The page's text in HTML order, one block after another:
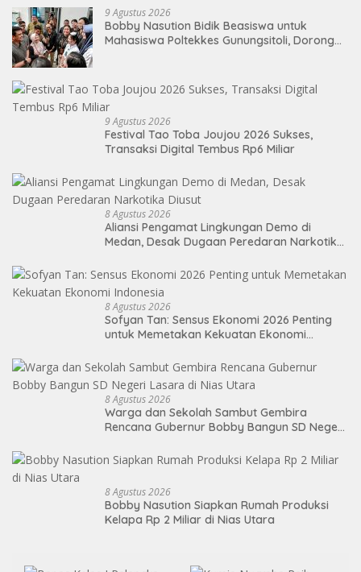
9 Agustus 2026
Bobby Nasution Bidik Beasiswa untuk
Mahasiswa Poltekkes Gunungsitoli, Dorong
9 Agustus 2026
Festival Tao Toba Joujou 2026 Sukses,
Transaksi Digital Tembus Rp6 Miliar
8 Agustus 2026
Aliansi Pengamat Lingkungan Demo di
Medan, Desak Dugaan Peredaran Narkotika
8 Agustus 2026
Sofyan Tan: Sensus Ekonomi 2026 Penting
untuk Memetakan Kekuatan Ekonomi
8 Agustus 2026
Warga dan Sekolah Sambut Gembira
Rencana Gubernur Bobby Bangun SD Negeri
8 Agustus 2026
Bobby Nasution Siapkan Rumah Produksi
Kelapa Rp 2 Miliar di Nias Utara